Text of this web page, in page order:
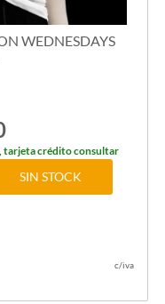
WEDNESDAYS
tarjeta crédito consultar
SIN STOCK
c/iva